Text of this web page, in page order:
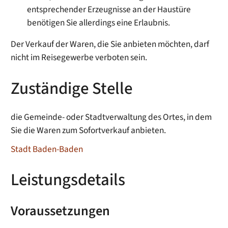
entsprechender Erzeugnisse an der Haustüre
benötigen Sie allerdings eine Erlaubnis.
Der Verkauf der Waren, die Sie anbieten möchten, darf
nicht im Reisegewerbe verboten sein.
Zuständige Stelle
die Gemeinde- oder Stadtverwaltung des Ortes, in dem
Sie die Waren zum Sofortverkauf anbieten.
Stadt Baden-Baden
Leistungsdetails
Voraussetzungen